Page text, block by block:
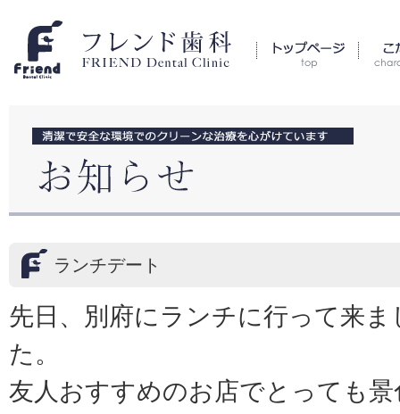
ランチデート
先日、別府にランチに行って来ま
た。
友人おすすめのお店でとっても景